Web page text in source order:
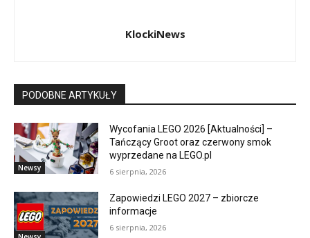
KlockiNews
PODOBNE ARTYKUŁY
Newsy
Wycofania LEGO 2026 [Aktualności] –
Tańczący Groot oraz czerwony smok
wyprzedane na LEGO.pl
6 sierpnia, 2026
Zapowiedzi LEGO 2027 – zbiorcze
informacje
6 sierpnia, 2026